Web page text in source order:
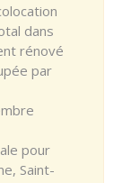
dans
rénové
par
pour
Saint-